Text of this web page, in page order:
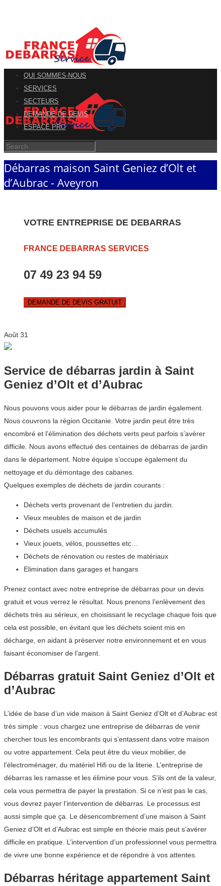
QUI SOMMES-NOUS
SERVICES
SECTEURS
DEMANDE DE DEVIS
ESPACE PRO
Débarras maison Saint Geniez d’Olt et
d’Aubrac - Aveyron
VOTRE ENTREPRISE DE DEBARRAS
FRANCE DEBARRAS SERVICES
07 49 23 94 59
DEMANDE DE DEVIS GRATUIT
Août 31
Service de débarras jardin à Saint
Geniez d’Olt et d’Aubrac
Nous pouvons vous aider pour le débarras de jardin également.
Nous couvrons la région Occitanie. Votre jardin peut être très
encombré et l’élimination des déchets verts peut parfois s’avérer
difficile. Nous avons effectué des centaines de débarras de jardin
dans le département. Notre équipe s’occupe également du
nettoyage et du démontage des cabanes.
Quelques exemples de déchets de jardin courants :
Déchets verts provenant de l’entretien du jardin.
Vieux meubles de maison et de jardin
Déchets usuels accumulés
Vieux jouets, vélos, poussettes etc…
Déchets de rénovation ou restes de matériaux
Elimination dans garages et hangars
Prenez contact avec notre entreprise de débarras pour un devis
gratuit et vous verrez le résultat. Nous prenons l’enlèvement des
déchets très au sérieux, en choisissant le recyclage chaque fois que
cela est possible, en évitant que les déchets soient mis en
décharge, en aidant à préserver notre environnement et en vous
faisant économiser de l’argent.
Débarras gratuit Saint Geniez d’Olt et
d’Aubrac
L’idée de base d’un vide maison à Saint Geniez d’Olt et d’Aubrac est
très simple : vous chargez une entreprise de débarras de venir
chercher tous les encombrants qui s’entassent dans votre maison
ou votre appartement. Cela peut être du vieux mobilier, de
l’électroménager, du matériel Hifi ou de la literie. L’entreprise de
débarras les ramasse et les élimine pour vous. S’ils ont de la valeur,
cela vous permettra de payer la prestation. Si ce n’est pas le cas,
vous devrez payer l’intervention de débarras. Le processus est
aussi simple que ça. Le désencombrement d’une maison à Saint
Geniez d’Olt et d’Aubrac est simple en théorie mais peut s’avérer
difficile en pratique. L’intervention d’un professionnel vous permettra
de vivre une bonne expérience et de répondre à vos attentes.
Débarras héritage appartement Saint